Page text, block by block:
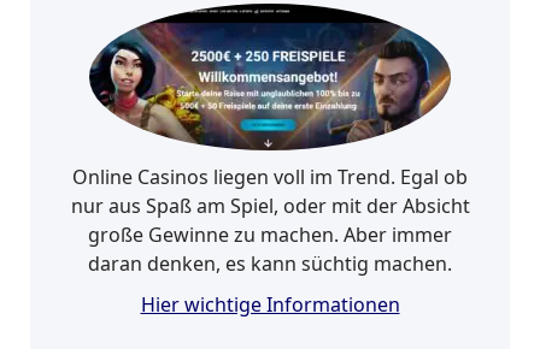
Online Casinos liegen voll im Trend. Egal ob
nur aus Spaß am Spiel, oder mit der Absicht
große Gewinne zu machen. Aber immer
daran denken, es kann süchtig machen.
Hier wichtige Informationen